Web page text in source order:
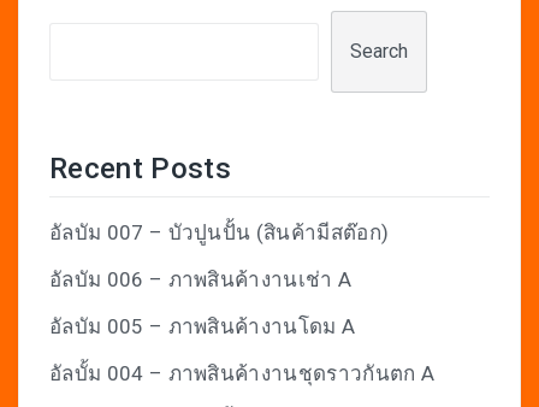
Search
Recent Posts
อัลบัม 007 – บัวปูนปั้น (สินค้ามีสต๊อก)
อัลบัม 006 – ภาพสินค้างานเช่า A
อัลบัม 005 – ภาพสินค้างานโดม A
อัลบั้ม 004 – ภาพสินค้างานชุดราวกันตก A